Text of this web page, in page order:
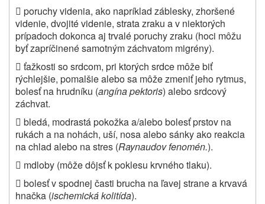
 poruchy videnia, ako napríklad záblesky, zhoršené
videnie, dvojité videnie, strata zraku a v niektorých
prípadoch dokonca aj trvalé poruchy zraku (hoci môžu
byť zapríčinené samotným záchvatom migrény).
 ťažkosti so srdcom, pri ktorých srdce môže biť
rýchlejšie, pomalšie alebo sa môže zmeniť jeho rytmus,
bolesť na hrudníku (angína pektoris) alebo srdcový
záchvat.
 bledá, modrastá pokožka a/alebo bolesť prstov na
rukách a na nohách, uší, nosa alebo sánky ako reakcia
na chlad alebo na stres (Raynaudov fenomén.).
 mdloby (môže dôjsť k poklesu krvného tlaku).
 bolesť v spodnej časti brucha na ľavej strane a krvavá
hnačka (ischemická kolitída).